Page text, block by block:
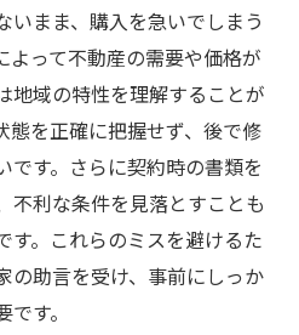
いまま、購入を急いでしまう
よって不動産の需要や価格が
地域の特性を理解することが
態を正確に把握せず、後で修
です。さらに契約時の書類を
不利な条件を見落とすことも
す。これらのミスを避けるた
の助言を受け、事前にしっか
す。